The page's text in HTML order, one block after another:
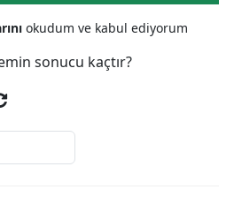
okudum ve kabul ediyorum
sonucu kaçtır?